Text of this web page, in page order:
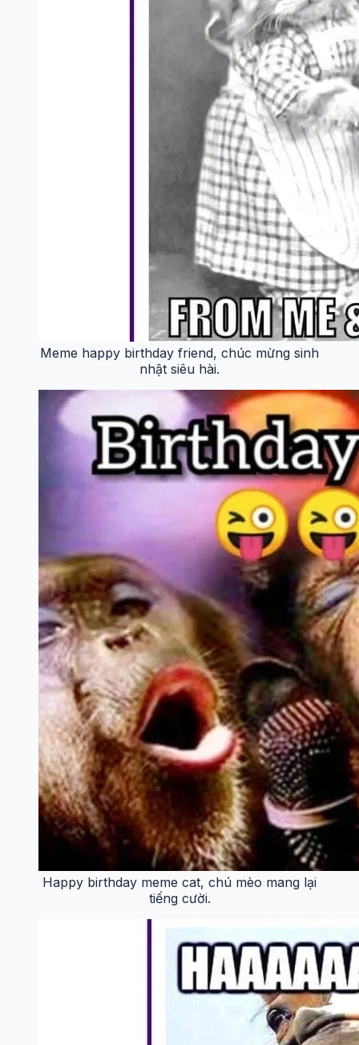
Meme happy birthday friend, chúc mừng sinh
nhật siêu hài.
Happy birthday meme cat, chú mèo mang lại
tiếng cười.